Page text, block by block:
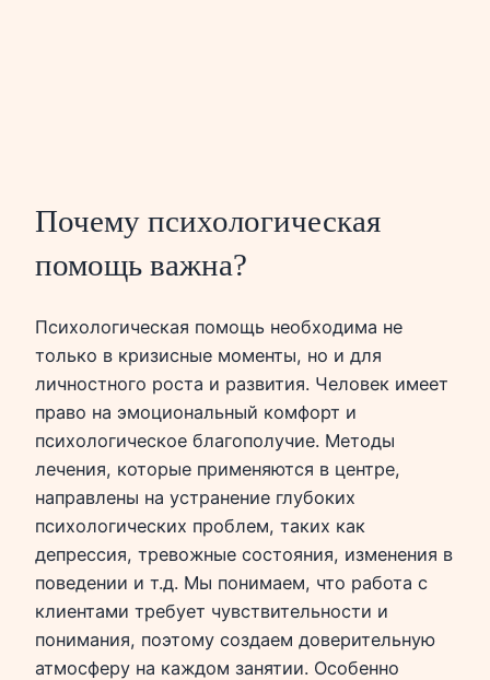
Почему психологическая
помощь важна?
Психологическая помощь необходима не
только в кризисные моменты, но и для
личностного роста и развития. Человек имеет
право на эмоциональный комфорт и
психологическое благополучие. Методы
лечения, которые применяются в центре,
направлены на устранение глубоких
психологических проблем, таких как
депрессия, тревожные состояния, изменения в
поведении и т.д. Мы понимаем, что работа с
клиентами требует чувствительности и
понимания, поэтому создаем доверительную
атмосферу на каждом занятии. Особенно